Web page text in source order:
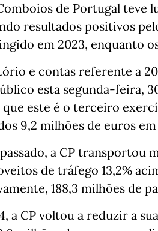
de Portugal teve
resultados positivos
em 2023, enquanto
e contas referente a
esta segunda-feira,
que este é o terceiro
9,2 milhões de euros
a CP transportou
de tráfego 13,2%
188,3 milhões de
a CP voltou a reduzir a